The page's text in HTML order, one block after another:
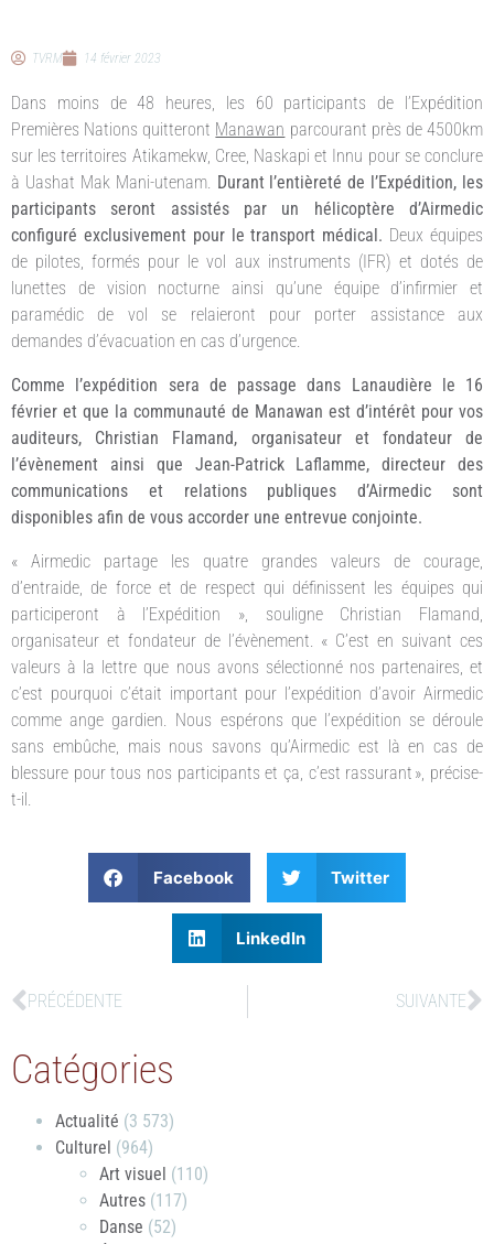
TVRM 14 février 2023
Dans moins de 48 heures, les 60 participants de l’Expédition
Premières Nations quitteront Manawan parcourant près de 4500km
sur les territoires Atikamekw, Cree, Naskapi et Innu pour se conclure
à Uashat Mak Mani-utenam. Durant l’entièreté de l’Expédition, les
participants seront assistés par un hélicoptère d’Airmedic
configuré exclusivement pour le transport médical. Deux équipes
de pilotes, formés pour le vol aux instruments (IFR) et dotés de
lunettes de vision nocturne ainsi qu’une équipe d’infirmier et
paramédic de vol se relaieront pour porter assistance aux
demandes d’évacuation en cas d’urgence.
Comme l’expédition sera de passage dans Lanaudière le 16
février et que la communauté de Manawan est d’intérêt pour vos
auditeurs, Christian Flamand, organisateur et fondateur de
l’évènement ainsi que Jean-Patrick Laflamme, directeur des
communications et relations publiques d’Airmedic sont
disponibles afin de vous accorder une entrevue conjointe.
« Airmedic partage les quatre grandes valeurs de courage,
d’entraide, de force et de respect qui définissent les équipes qui
participeront à l’Expédition », souligne Christian Flamand,
organisateur et fondateur de l’évènement. « C’est en suivant ces
valeurs à la lettre que nous avons sélectionné nos partenaires, et
c’est pourquoi c’était important pour l’expédition d’avoir Airmedic
comme ange gardien. Nous espérons que l’expédition se déroule
sans embûche, mais nous savons qu’Airmedic est là en cas de
blessure pour tous nos participants et ça, c’est rassurant », précise-
t-il.
Facebook Twitter
LinkedIn
PRÉCÉDENTE SUIVANTE
Catégories
Actualité (3 573)
Culturel (964)
Art visuel (110)
Autres (117)
Danse (52)